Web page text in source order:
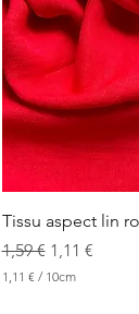
Aperçu
Tissu aspect lin
Prix original
1,59 € Prix
1,11 €
1,11 € / 10cm